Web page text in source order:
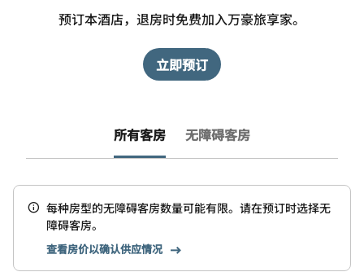
预订本酒店，退房时免费加入万豪旅享家。
立即预订
所有客房 无障碍客房
每种房型的无障碍客房数量可能有限。请在预订时选择无
障碍客房。
查看房价以确认供应情况